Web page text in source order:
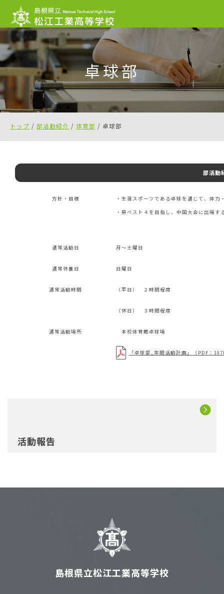
このページの本文へ
卓球部
現
在
位
置：
トップ / 部活動紹介 / 体育部 / 卓球部
部活動
方針・目標
・生涯スポーツである卓球を通じて、体力
・県ベスト４を目指し、中国大会に出場す
通常活動日 月～土曜日
通常休養日 日曜日
通常活動時間 （平日） ２時間程度
（休日） ３時間程度
通常活動場所 本校体育館卓球場
「卓球部_年間活動計画」（PDF：
活動報告
島根県立松江工業高等学校